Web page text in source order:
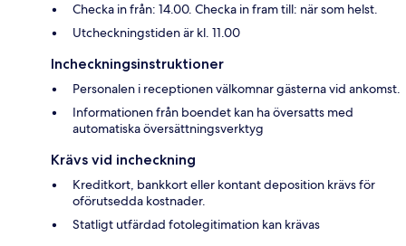
Checka in från: 14.00. Checka in fram till: när som helst.
Utcheckningstiden är kl. 11.00
Incheckningsinstruktioner
Personalen i receptionen välkomnar gästerna vid ankomst.
Informationen från boendet kan ha översatts med
automatiska översättningsverktyg
Krävs vid incheckning
Kreditkort, bankkort eller kontant deposition krävs för
oförutsedda kostnader.
Statligt utfärdad fotolegitimation kan krävas